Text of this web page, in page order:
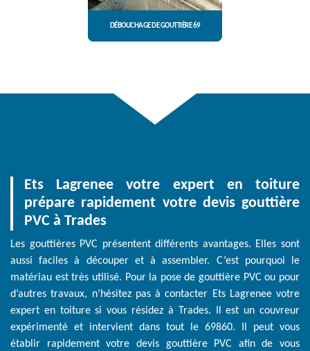
DÉBOUCHAGE DE GOUTTIÈRE 69
Ets Lagrenee votre expert en toiture
prépare rapidement votre devis gouttière
PVC à Trades
Les gouttières PVC présentent différents avantages. Elles sont
aussi faciles à découper et à assembler. C’est pourquoi le
matériau est très utilisé. Pour la pose de gouttière PVC ou pour
d’autres travaux, n’hésitez pas à contacter Ets Lagrenee votre
expert en toiture si vous résidez à Trades. Il est un couvreur
expérimenté et intervient dans tout le 69860. Il peut vous
établir rapidement votre devis gouttière PVC afin de vous